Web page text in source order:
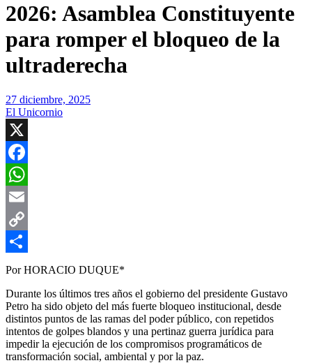
2026: Asamblea Constituyente
para romper el bloqueo de la
ultraderecha
27 diciembre, 2025
El Unicornio
X
Facebook
WhatsApp
Email
Copy
Link
Compartir
Por HORACIO DUQUE*
Durante los últimos tres años el gobierno del presidente Gustavo
Petro ha sido objeto del más fuerte bloqueo institucional, desde
distintos puntos de las ramas del poder público, con repetidos
intentos de golpes blandos y una pertinaz guerra jurídica para
impedir la ejecución de los compromisos programáticos de
transformación social, ambiental y por la paz.